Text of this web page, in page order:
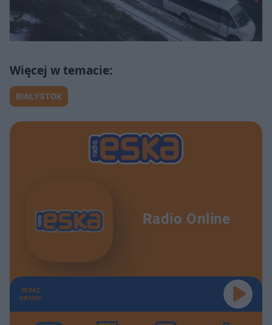
BIAŁYSTOK
Radio Online
TERAZ
GRAMY